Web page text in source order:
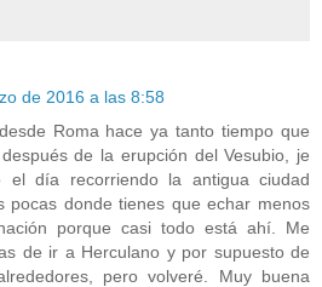
de 2016 a las 8:58
Roma hace ya tanto tiempo que
de la erupción del Vesubio, je
el día recorriendo la antigua ciudad
pocas donde tienes que echar menos
porque casi todo está ahí. Me
de ir a Herculano y por supuesto de
pero volveré. Muy buena